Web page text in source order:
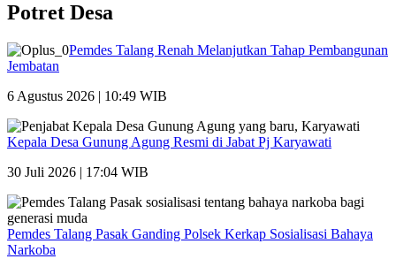
Potret Desa
Pemdes Talang Renah Melanjutkan Tahap Pembangunan
Jembatan
6 Agustus 2026 | 10:49 WIB
Kepala Desa Gunung Agung Resmi di Jabat Pj Karyawati
30 Juli 2026 | 17:04 WIB
Pemdes Talang Pasak Ganding Polsek Kerkap Sosialisasi Bahaya
Narkoba